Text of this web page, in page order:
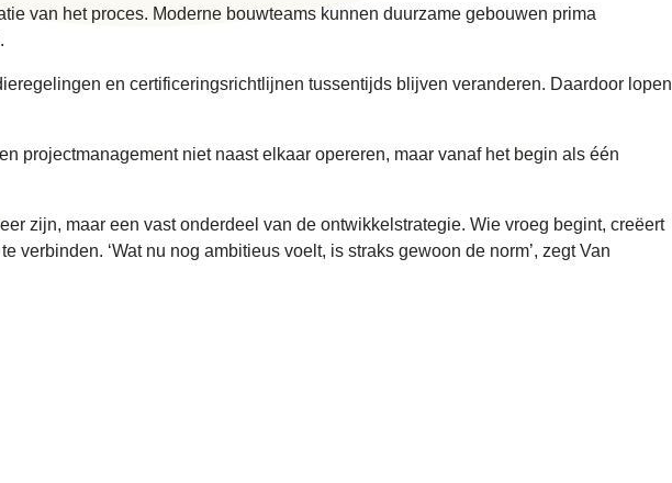
van het proces. Moderne bouwteams kunnen duurzame gebouwen prima
en certificeringsrichtlijnen tussentijds blijven veranderen. Daardoor lopen
projectmanagement niet naast elkaar opereren, maar vanaf het begin als één
zijn, maar een vast onderdeel van de ontwikkelstrategie. Wie vroeg begint, creëert
‘Wat nu nog ambitieus voelt, is straks gewoon de norm’, zegt Van